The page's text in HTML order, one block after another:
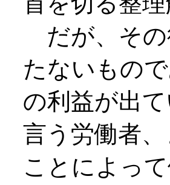
だが、その
たないもの
の利益が出
言う労働者
ことによっ